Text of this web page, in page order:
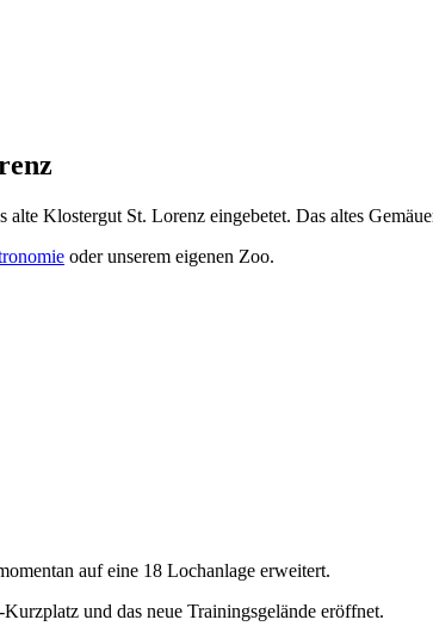
Klostergut St. Lorenz eingebetet. Das altes
oder unserem eigenen Zoo.
auf eine 18 Lochanlage erweitert.
und das neue Trainingsgelände eröffnet.